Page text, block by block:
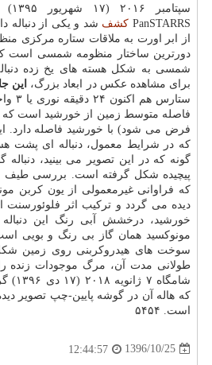
PanSTARRS كشف شد و یكی از دنباله
از ابر اورت به ملاقات ستاره مركزی
دورترین ساختار منظومه شمسی است كه
شمسی به شكل هسته های یخ زده دنباله
برای مشاهده عكس در ابعاد بزرگ، این
فرض می شود) با خورشید فاصله دارد.
كه در شرایط معمول، دنباله ای پشت
گونه كه در این تصویر می بینید،
پیچیده شكل گرفته است. بررسی طیف
دیده می گردد و تركیب اثر فلوئورسنت
خورشید، درخشش آبی رنگ این
مونوكسید همان گاز بی رنگ و بویی
سوخت های هیدروكربنی روی زمین
طولانی مدت آن، مرگ موجودات زنده را
كه هاله آن در گوشه پایین-چپ تصویر
است. ۵۴۵۴
1396/10/25
12:44:57